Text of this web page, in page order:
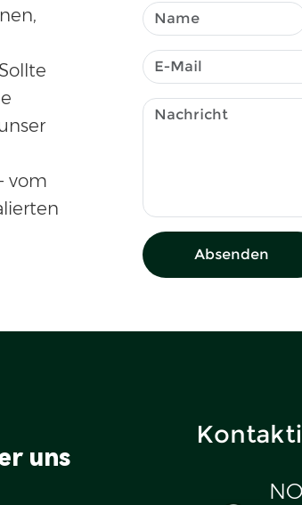
vom
Absenden
uns